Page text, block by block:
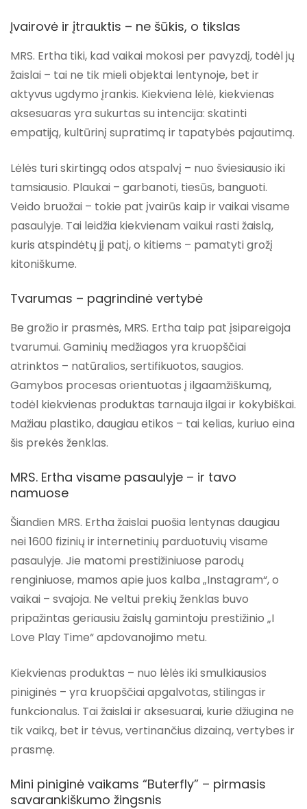
Įvairovė ir įtrauktis – ne šūkis, o tikslas
MRS. Ertha tiki, kad vaikai mokosi per pavyzdį, todėl jų
žaislai – tai ne tik mieli objektai lentynoje, bet ir
aktyvus ugdymo įrankis. Kiekviena lėlė, kiekvienas
aksesuaras yra sukurtas su intencija: skatinti
empatiją, kultūrinį supratimą ir tapatybės pajautimą.
Lėlės turi skirtingą odos atspalvį – nuo šviesiausio iki
tamsiausio. Plaukai – garbanoti, tiesūs, banguoti.
Veido bruožai – tokie pat įvairūs kaip ir vaikai visame
pasaulyje. Tai leidžia kiekvienam vaikui rasti žaislą,
kuris atspindėtų jį patį, o kitiems – pamatyti grožį
kitoniškume.
Tvarumas – pagrindinė vertybė
Be grožio ir prasmės, MRS. Ertha taip pat įsipareigoja
tvarumui. Gaminių medžiagos yra kruopščiai
atrinktos – natūralios, sertifikuotos, saugios.
Gamybos procesas orientuotas į ilgaamžiškumą,
todėl kiekvienas produktas tarnauja ilgai ir kokybiškai.
Mažiau plastiko, daugiau etikos – tai kelias, kuriuo eina
šis prekės ženklas.
MRS. Ertha visame pasaulyje – ir tavo
namuose
Šiandien MRS. Ertha žaislai puošia lentynas daugiau
nei 1600 fizinių ir internetinių parduotuvių visame
pasaulyje. Jie matomi prestižiniuose parodų
renginiuose, mamos apie juos kalba „Instagram“, o
vaikai – svajoja. Ne veltui prekių ženklas buvo
pripažintas geriausiu žaislų gamintoju prestižinio „I
Love Play Time“ apdovanojimo metu.
Kiekvienas produktas – nuo lėlės iki smulkiausios
piniginės – yra kruopščiai apgalvotas, stilingas ir
funkcionalus. Tai žaislai ir aksesuarai, kurie džiugina ne
tik vaiką, bet ir tėvus, vertinančius dizainą, vertybes ir
prasmę.
Mini piniginė vaikams “Buterfly” – pirmasis
savarankiškumo žingsnis